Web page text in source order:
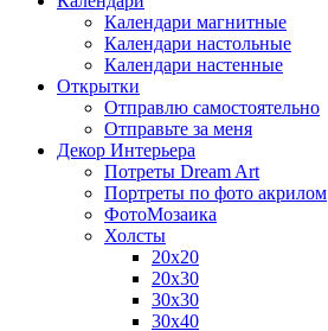
Календари магнитные
Календари настольные
Календари настенные
Открытки
Отправлю самостоятельно
Отправьте за меня
Декор Интерьера
Потреты Dream Art
Портреты по фото акрилом
ФотоМозаика
Холсты
20х20
20х30
30х30
30х40